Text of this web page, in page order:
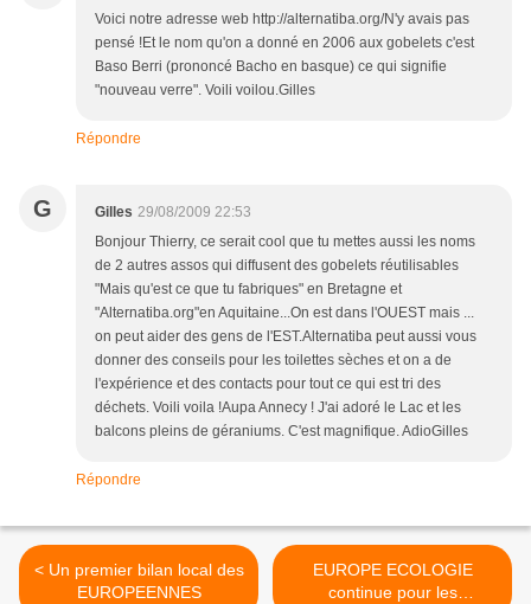
Voici notre adresse web http://alternatiba.org/N'y avais pas
pensé !Et le nom qu'on a donné en 2006 aux gobelets c'est
Baso Berri (prononcé Bacho en basque) ce qui signifie
"nouveau verre". Voili voilou.Gilles
Répondre
G Gilles 29/08/2009 22:53
Bonjour Thierry, ce serait cool que tu mettes aussi les noms
de 2 autres assos qui diffusent des gobelets réutilisables
"Mais qu'est ce que tu fabriques" en Bretagne et
"Alternatiba.org"en Aquitaine...On est dans l'OUEST mais ...
on peut aider des gens de l'EST.Alternatiba peut aussi vous
donner des conseils pour les toilettes sèches et on a de
l'expérience et des contacts pour tout ce qui est tri des
déchets. Voili voila !Aupa Annecy ! J'ai adoré le Lac et les
balcons pleins de géraniums. C'est magnifique. AdioGilles
Répondre
< Un premier bilan local des
EUROPEENNES
EUROPE ECOLOGIE
continue pour les